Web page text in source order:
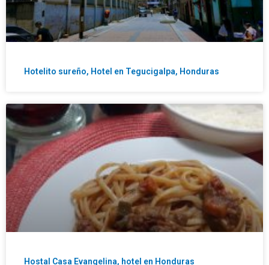
Hotelito sureño, Hotel en Tegucigalpa, Honduras
Hostal Casa Evangelina, hotel en Honduras